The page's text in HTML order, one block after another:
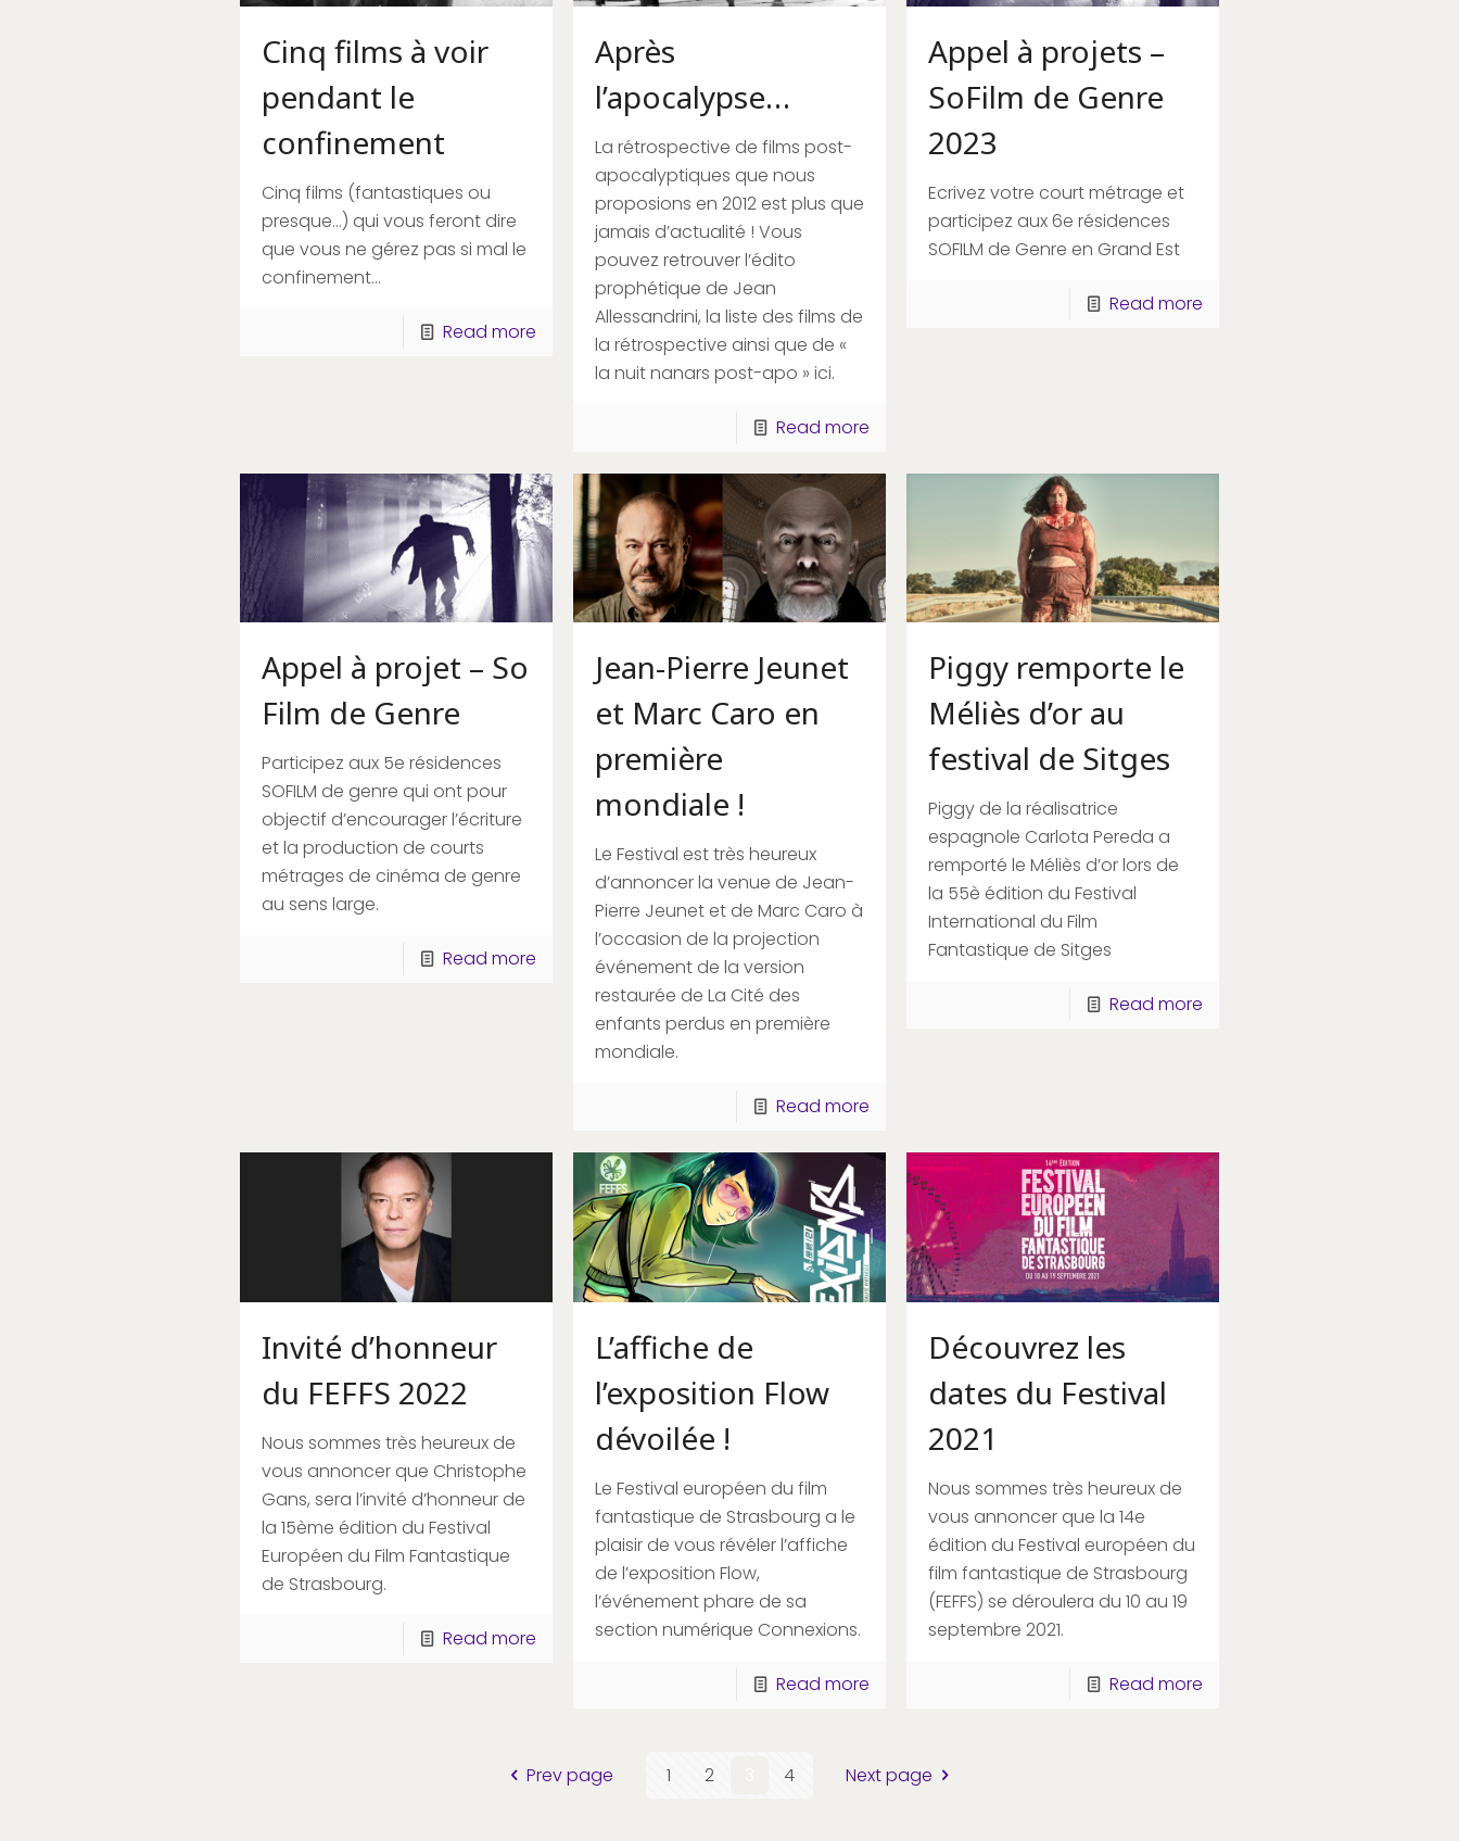
Cinq films à voir
pendant le
confinement
Cinq films (fantastiques ou
presque…) qui vous feront dire
que vous ne gérez pas si mal le
confinement…
Read more
Après
l’apocalypse…
La rétrospective de films post-
apocalyptiques que nous
proposions en 2012 est plus que
jamais d’actualité ! Vous
pouvez retrouver l’édito
prophétique de Jean
Allessandrini, la liste des films de
la rétrospective ainsi que de «
la nuit nanars post-apo » ici.
Read more
Appel à projets –
SoFilm de Genre
2023
Ecrivez votre court métrage et
participez aux 6e résidences
SOFILM de Genre en Grand Est
Read more
Appel à projet – So
Film de Genre
Participez aux 5e résidences
SOFILM de genre qui ont pour
objectif d’encourager l’écriture
et la production de courts
métrages de cinéma de genre
au sens large.
Read more
Jean-Pierre Jeunet
et Marc Caro en
première
mondiale !
Le Festival est très heureux
d’annoncer la venue de Jean-
Pierre Jeunet et de Marc Caro à
l’occasion de la projection
événement de la version
restaurée de La Cité des
enfants perdus en première
mondiale.
Read more
Piggy remporte le
Méliès d’or au
festival de Sitges
Piggy de la réalisatrice
espagnole Carlota Pereda a
remporté le Méliès d’or lors de
la 55è édition du Festival
International du Film
Fantastique de Sitges
Read more
Invité d’honneur
du FEFFS 2022
Nous sommes très heureux de
vous annoncer que Christophe
Gans, sera l’invité d’honneur de
la 15ème édition du Festival
Européen du Film Fantastique
de Strasbourg.
Read more
L’affiche de
l’exposition Flow
dévoilée !
Le Festival européen du film
fantastique de Strasbourg a le
plaisir de vous révéler l’affiche
de l’exposition Flow,
l’événement phare de sa
section numérique Connexions.
Read more
Découvrez les
dates du Festival
2021
Nous sommes très heureux de
vous annoncer que la 14e
édition du Festival européen du
film fantastique de Strasbourg
(FEFFS) se déroulera du 10 au 19
septembre 2021.
Read more
Prev page 1 2 4 Next page